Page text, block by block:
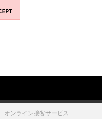
オンライン接客サービス